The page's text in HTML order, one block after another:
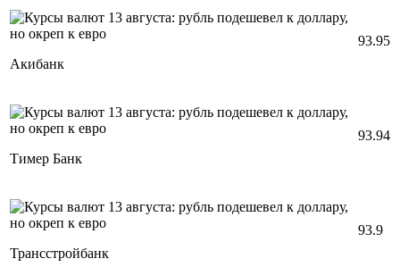
Акибанк
93.95
Тимер Банк
93.94
Трансстройбанк
93.9